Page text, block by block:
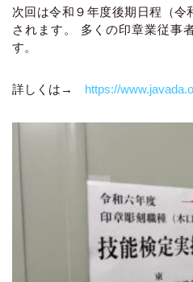
次回は令和９年度後期日程（令
されます。 多くの印章業従事
す。
詳しくは→ https://